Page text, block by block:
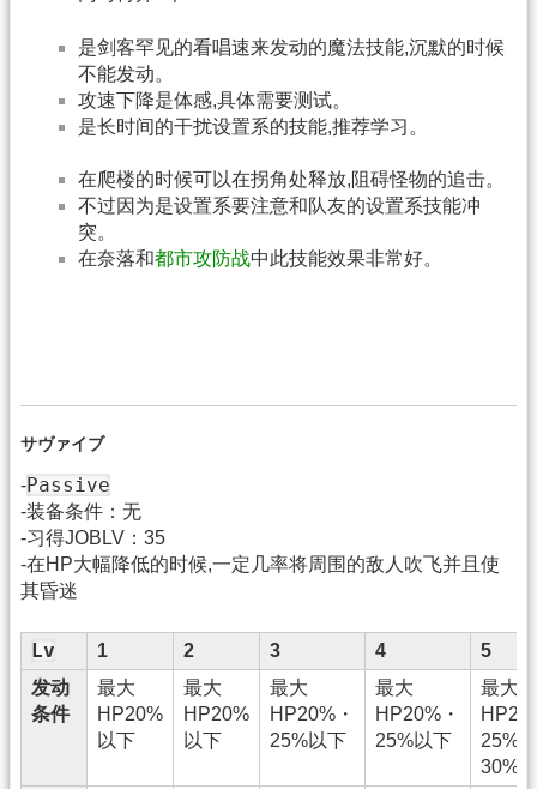
是剑客罕见的看唱速来发动的魔法技能,沉默的时候
不能发动。
攻速下降是体感,具体需要测试。
是长时间的干扰设置系的技能,推荐学习。
在爬楼的时候可以在拐角处释放,阻碍怪物的追击。
不过因为是设置系要注意和队友的设置系技能冲
突。
在奈落和都市攻防战中此技能效果非常好。
サヴァイブ
-Passive
-装备条件：无
-习得JOBLV：35
-在HP大幅降低的时候,一定几率将周围的敌人吹飞并且使
其昏迷
Lv 1 2 3 4
5
发动
条件
最大
HP20%
以下
最大
HP20%
以下
最大
HP20%・
25%以下
最大
HP20%・
25%以下
最大
25%・
30%